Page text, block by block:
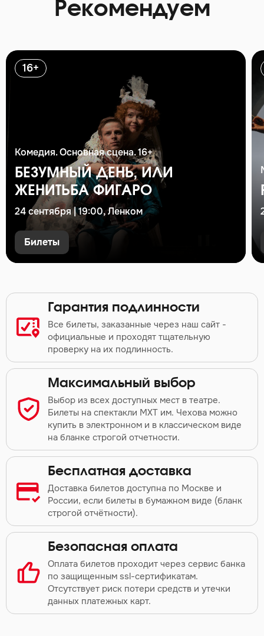
Рекомендуем
16+
Комедия. Основная сцена. 16+
БЕЗУМНЫЙ ДЕНЬ, ИЛИ
ЖЕНИТЬБА ФИГАРО
24 сентября | 19:00, Ленком
Билеты
Гарантия подлинности
Все билеты, заказанные через наш сайт -
официальные и проходят тщательную
проверку на их подлинность.
Максимальный выбор
Выбор из всех доступных мест в театре.
Билеты на спектакли МХТ им. Чехова можно
купить в электронном и в классическом виде
на бланке строгой отчетности.
Бесплатная доставка
Доставка билетов доступна по Москве и
России, если билеты в бумажном виде (бланк
строгой отчётности).
Безопасная оплата
Оплата билетов проходит через сервис банка
по защищенным ssl-сертификатам.
Отсутствует риск потери средств и утечки
данных платежных карт.